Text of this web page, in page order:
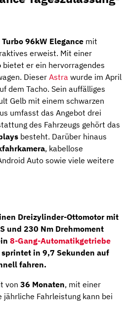
96kW Elegance mit
erweist. Mit einer
bietet er ein hervorragendes
Dieser Astra wurde im April
dem Tacho. Sein auffälliges
Gelb mit einem schwarzen
umfasst das Angebot drei
des Fahrzeugs gehört das
besteht. Darüber hinaus
, kabellose
Auto sowie viele weitere
Dreizylinder-Ottomotormit
und 230 Nm Drehmoment
8-Gang-Automatikgetriebe
sprintet in 9,7 Sekunden auf
fahren.
von 36 Monaten, mit einer
jährliche Fahrleistung kann bei